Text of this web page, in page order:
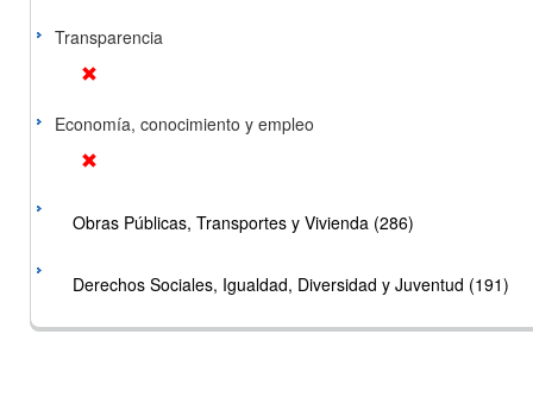
Transparencia
Economía, conocimiento y empleo
Obras Públicas, Transportes y Vivienda (286)
Derechos Sociales, Igualdad, Diversidad y Juventud (191)